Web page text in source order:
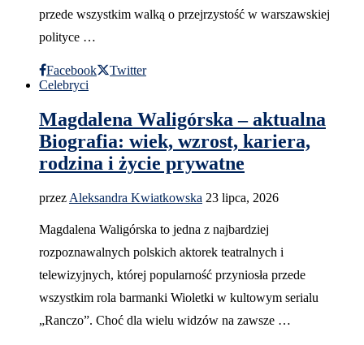
przede wszystkim walką o przejrzystość w warszawskiej
polityce …
Facebook
Twitter
Celebryci
Magdalena Waligórska – aktualna
Biografia: wiek, wzrost, kariera,
rodzina i życie prywatne
przez Aleksandra Kwiatkowska 23 lipca, 2026
Magdalena Waligórska to jedna z najbardziej
rozpoznawalnych polskich aktorek teatralnych i
telewizyjnych, której popularność przyniosła przede
wszystkim rola barmanki Wioletki w kultowym serialu
„Ranczo”. Choć dla wielu widzów na zawsze …